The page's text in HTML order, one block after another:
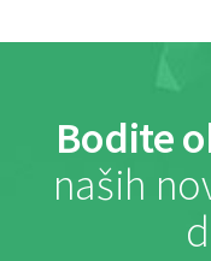
Bodite
naših